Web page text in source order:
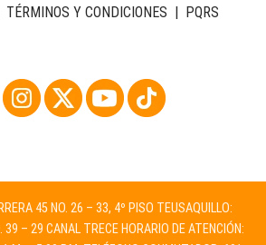
TÉRMINOS Y CONDICIONES PQRS
45 NO. 26 – 33, 4º PISO TEUSAQUILLO:
– 29 CANAL TRECE HORARIO DE ATENCIÓN: